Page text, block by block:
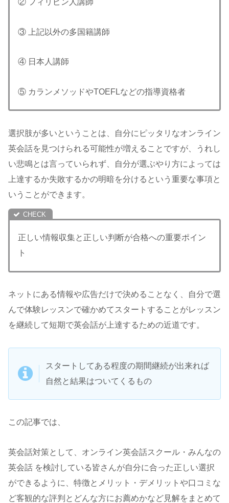
③ 上記以外の多国籍講師
④ 日本人講師
⑤ カランメソッドやTOEFLなどの指導資格者
選択肢が多いということは、自分にピッタリなオンライン
英会話を見つけられる可能性が増えることですが、うれし
い悲鳴とは言っていられず、自分が選ぶやり方によっては
上達するか失敗するかの明暗を分けるという重要な事項と
いうことができます。
正しい情報収集と正しい判断が合格への重要ポイン
ト
ネットにある情報や広告だけで決めることなく、自分で選
んで体験レッスンで確かめてスタートすることがレッスン
を継続して短期で英会話が上達するための近道です。
スタートしてある程度の期間継続が出来れば
自然と結果はついてくるもの
この記事では、
英会話対策として、オンライン英会話スクール・みんなの
英会話 を検討している皆さんが自分に合った正しい選択
ができるように、特徴とメリット・デメリットや口コミな
ど客観的な評判とどんな方にお薦めかなど見解をまとめて